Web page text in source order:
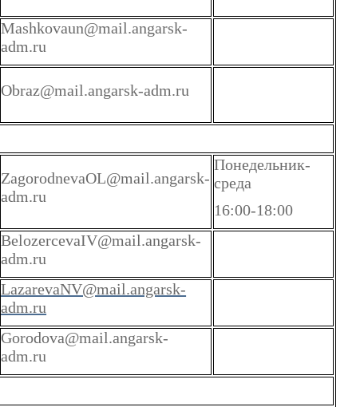
Mashkovaun@mail.angarsk-
adm.ru
Obraz@mail.angarsk-adm.ru
ZagorodnevaOL@mail.angarsk-
adm.ru
Понедельник-
среда
16:00-18:00
BelozercevaIV@mail.angarsk-
adm.ru
LazarevaNV@mail.angarsk-
adm.ru
Gorodova@mail.angarsk-
adm.ru